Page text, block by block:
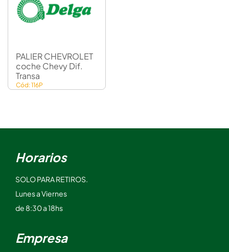
PALIER CHEVROLET
coche Chevy Dif.
Transa
Cód: 116P
Horarios
SOLO PARA RETIROS.
Lunes a Viernes
de 8:30 a 18hs
Empresa